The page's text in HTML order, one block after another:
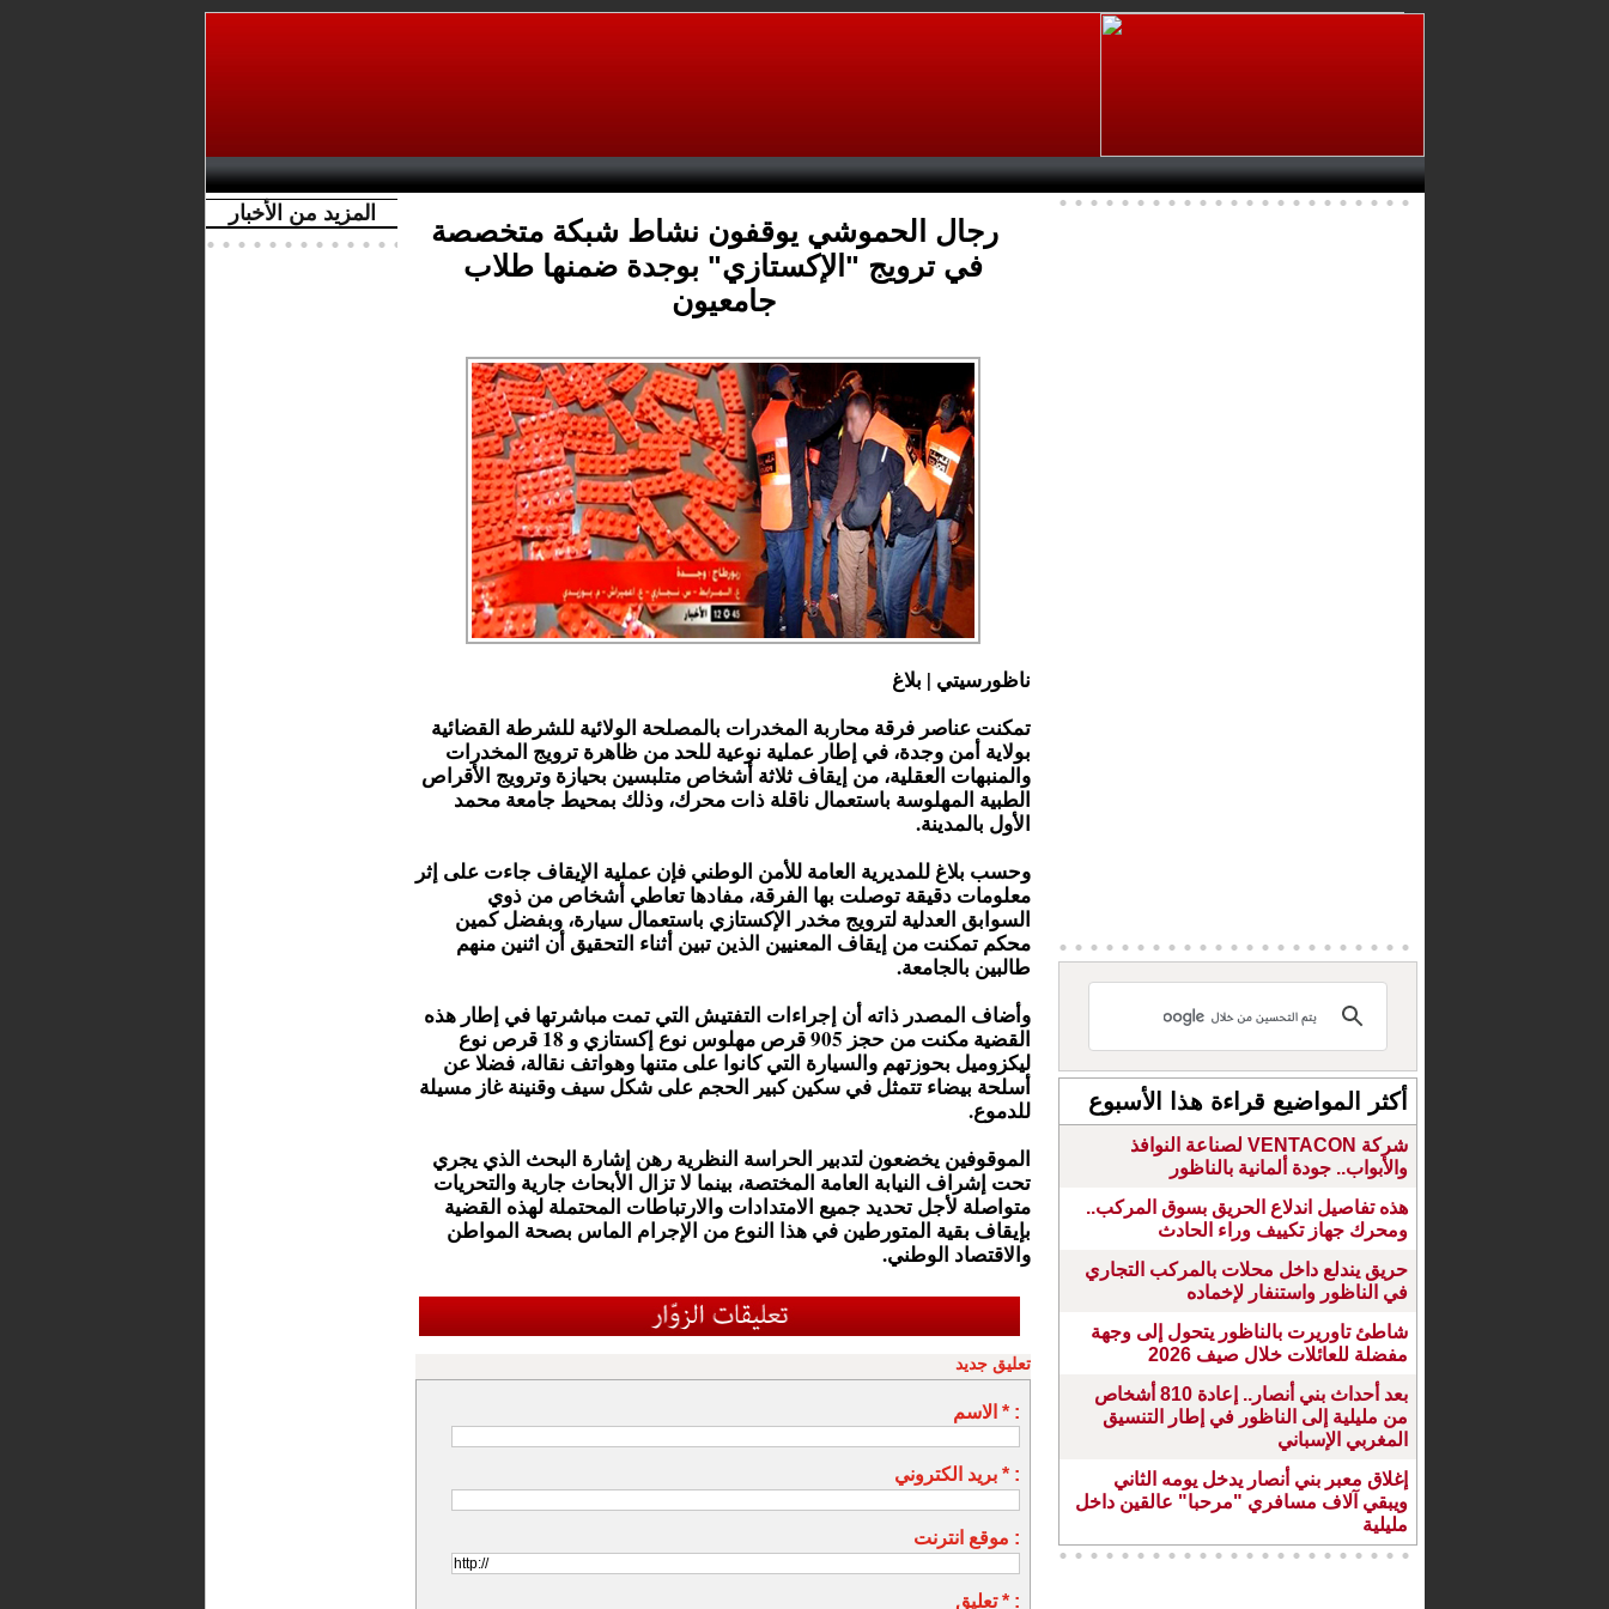
المزيد من الأخبار
رجال الحموشي يوقفون نشاط شبكة متخصصة
في ترويج "الإكستازي" بوجدة ضمنها طلاب
جامعيون
ناظورسيتي | بلاغ
تمكنت عناصر فرقة محاربة المخدرات بالمصلحة الولائية للشرطة القضائية
بولاية أمن وجدة، في إطار عملية نوعية للحد من ظاهرة ترويج المخدرات
والمنبهات العقلية، من إيقاف ثلاثة أشخاص متلبسين بحيازة وترويج الأقراص
الطبية المهلوسة باستعمال ناقلة ذات محرك، وذلك بمحيط جامعة محمد
الأول بالمدينة.
وحسب بلاغ للمديرية العامة للأمن الوطني فإن عملية الإيقاف جاءت على إثر
معلومات دقيقة توصلت بها الفرقة، مفادها تعاطي أشخاص من ذوي
السوابق العدلية لترويج مخدر الإكستازي باستعمال سيارة، وبفضل كمين
محكم تمكنت من إيقاف المعنيين الذين تبين أثناء التحقيق أن اثنين منهم
طالبين بالجامعة.
وأضاف المصدر ذاته أن إجراءات التفتيش التي تمت مباشرتها في إطار هذه
القضية مكنت من حجز 905 قرص مهلوس نوع إكستازي و 18 قرص نوع
ليكزوميل بحوزتهم والسيارة التي كانوا على متنها وهواتف نقالة، فضلا عن
أسلحة بيضاء تتمثل في سكين كبير الحجم على شكل سيف وقنينة غاز مسيلة
للدموع.
الموقوفين يخضعون لتدبير الحراسة النظرية رهن إشارة البحث الذي يجري
تحت إشراف النيابة العامة المختصة، بينما لا تزال الأبحاث جارية والتحريات
متواصلة لأجل تحديد جميع الامتدادات والارتباطات المحتملة لهذه القضية
بإيقاف بقية المتورطين في هذا النوع من الإجرام الماس بصحة المواطن
والاقتصاد الوطني.
تعليق جديد
الاسم * :
بريد الكتروني * :
موقع انترنت :
تعليق * :
أكثر المواضيع قراءة هذا الأسبوع
شركة VENTACON لصناعة النوافذ
والأبواب.. جودة ألمانية بالناظور
هذه تفاصيل اندلاع الحريق بسوق المركب..
ومحرك جهاز تكييف وراء الحادث
حريق يندلع داخل محلات بالمركب التجاري
في الناظور واستنفار لإخماده
شاطئ تاوريرت بالناظور يتحول إلى وجهة
مفضلة للعائلات خلال صيف 2026
بعد أحداث بني أنصار.. إعادة 810 أشخاص
من مليلية إلى الناظور في إطار التنسيق
المغربي الإسباني
إغلاق معبر بني أنصار يدخل يومه الثاني
ويبقي آلاف مسافري "مرحبا" عالقين داخل
مليلية